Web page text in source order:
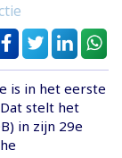
is in het eerste
stelt het
in zijn 29e